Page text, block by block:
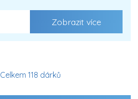
Zobrazit více
Celkem 118 dárků